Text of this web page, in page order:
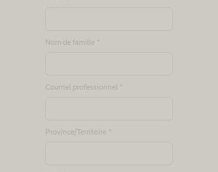
Nom de famille *
Courriel professionnel *
Province/Territoire *